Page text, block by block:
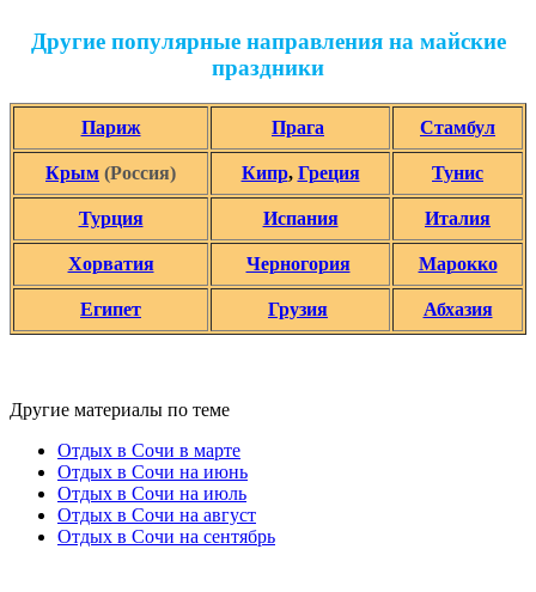
Другие популярные направления на майские
праздники
Париж Прага Стамбул
Крым (Россия) Кипр, Греция Тунис
Турция Испания Италия
Хорватия Черногория Марокко
Египет Грузия Абхазия
Другие материалы по теме
Отдых в Сочи в марте
Отдых в Сочи на июнь
Отдых в Сочи на июль
Отдых в Сочи на август
Отдых в Сочи на сентябрь